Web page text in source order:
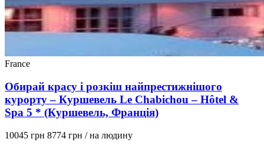
France
Обирай красу і розкіш найпрестижнішого
курорту – Куршевель Le Chabichou – Hôtel &
Spa 5 * (Куршевель, Франція)
10045 грн 8774 грн / на людину